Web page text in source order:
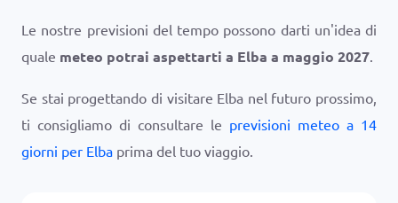
Le nostre previsioni del tempo possono darti un'idea di
quale meteo potrai aspettarti a Elba a maggio 2027.
Se stai progettando di visitare Elba nel futuro prossimo,
ti consigliamo di consultare le previsioni meteo a 14
giorni per Elba prima del tuo viaggio.